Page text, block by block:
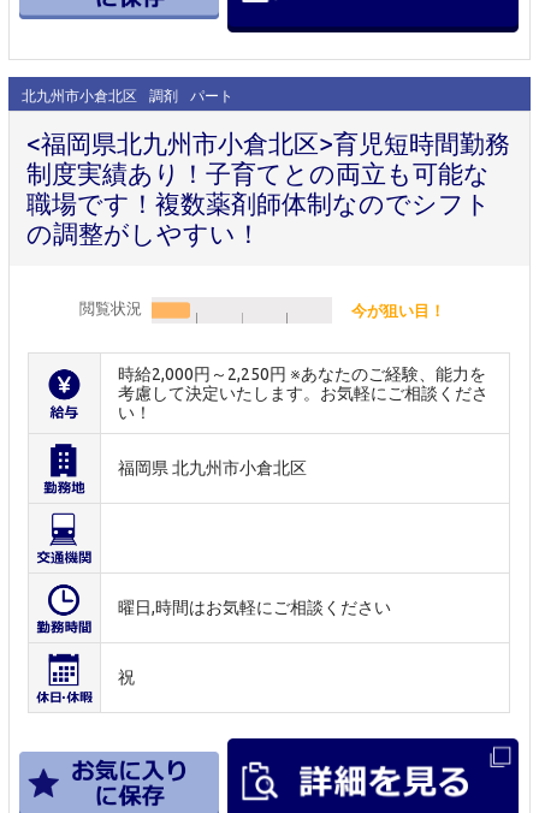
北九州市小倉北区 調剤 パート
<福岡県北九州市小倉北区>育児短時間勤務
制度実績あり！子育てとの両立も可能な
職場です！複数薬剤師体制なのでシフト
の調整がしやすい！
閲覧状況 今が狙い目！
時給2,000円～2,250円 ※あなたのご経験、能力を
考慮して決定いたします。お気軽にご相談くださ
い！
福岡県 北九州市小倉北区
曜日,時間はお気軽にご相談ください
祝